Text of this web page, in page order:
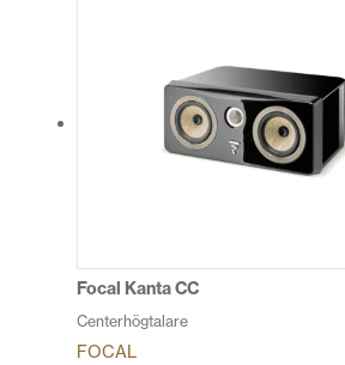
Focal Kanta CC
Centerhögtalare
FOCAL